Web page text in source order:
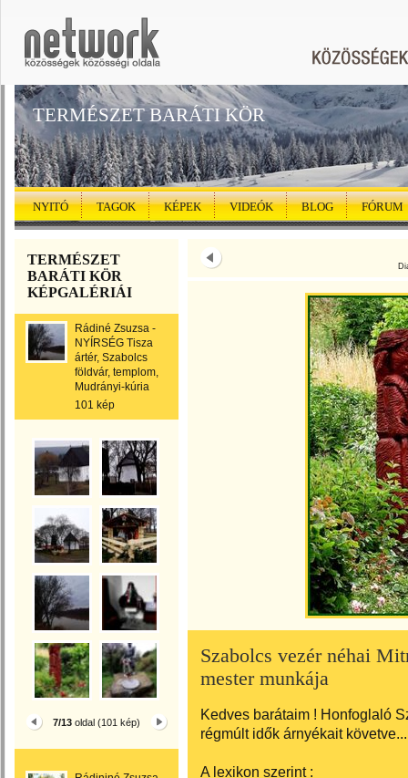
TERMÉSZET BARÁTI KÖR
NYITÓ TAGOK KÉPEK VIDEÓK BLOG FÓRUM
TERMÉSZET
BARÁTI KÖR
KÉPGALÉRIÁI
Rádiné Zsuzsa -
NYÍRSÉG Tisza
ártér, Szabolcs
földvár, templom,
Mudrányi-kúria
101 kép
7/13 oldal (101 kép)
Szabolcs vezér néhai
mester munkája
Kedves barátaim ! Honfoglaló
régmúlt idők árnyékait
A lexikon szerint :